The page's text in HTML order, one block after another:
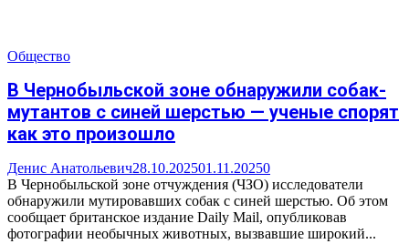
Общество
В Чернобыльской зоне обнаружили собак-
мутантов с синей шерстью — ученые спорят
как это произошло
Денис Анатольевич28.10.202501.11.20250
В Чернобыльской зоне отчуждения (ЧЗО) исследователи
обнаружили мутировавших собак с синей шерстью. Об этом
сообщает британское издание Daily Mail, опубликовав
фотографии необычных животных, вызвавшие широкий...